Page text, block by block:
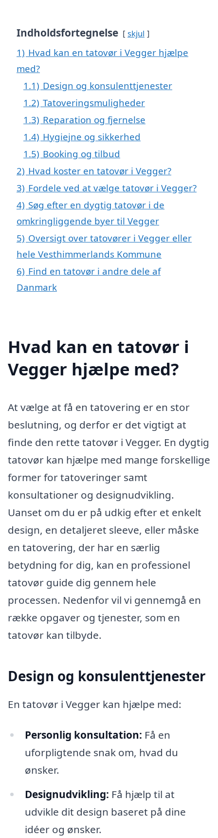
Indholdsfortegnelse skjul
1) Hvad kan en tatovør i Vegger hjælpe
med?
1.1) Design og konsulenttjenester
1.2) Tatoveringsmuligheder
1.3) Reparation og fjernelse
1.4) Hygiejne og sikkerhed
1.5) Booking og tilbud
2) Hvad koster en tatovør i Vegger?
3) Fordele ved at vælge tatovør i Vegger?
4) Søg efter en dygtig tatovør i de
omkringliggende byer til Vegger
5) Oversigt over tatovører i Vegger eller
hele Vesthimmerlands Kommune
6) Find en tatovør i andre dele af
Danmark
Hvad kan en tatovør i
Vegger hjælpe med?
At vælge at få en tatovering er en stor
beslutning, og derfor er det vigtigt at
finde den rette tatovør i Vegger. En dygtig
tatovør kan hjælpe med mange forskellige
former for tatoveringer samt
konsultationer og designudvikling.
Uanset om du er på udkig efter et enkelt
design, en detaljeret sleeve, eller måske
en tatovering, der har en særlig
betydning for dig, kan en professionel
tatovør guide dig gennem hele
processen. Nedenfor vil vi gennemgå en
række opgaver og tjenester, som en
tatovør kan tilbyde.
Design og konsulenttjenester
En tatovør i Vegger kan hjælpe med:
Personlig konsultation: Få en
uforpligtende snak om, hvad du
ønsker.
Designudvikling: Få hjælp til at
udvikle dit design baseret på dine
idéer og ønsker.